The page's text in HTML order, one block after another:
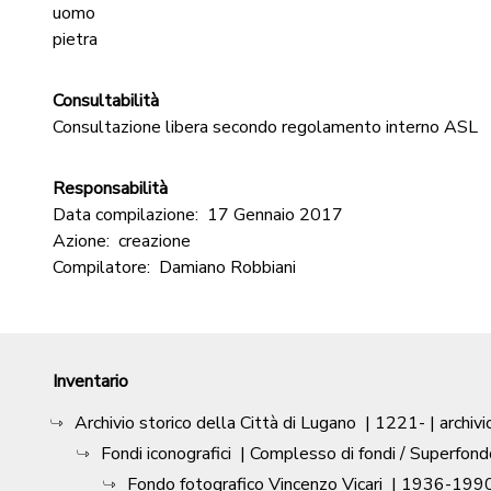
uomo
pietra
Consultabilità
Consultazione libera secondo regolamento interno ASL
Responsabilità
Data compilazione: 17 Gennaio 2017
Azione: creazione
Compilatore: Damiano Robbiani
Inventario
Archivio storico della Città di Lugano | 1221- |
Fondi iconografici | Complesso di fondi /
Fondo fotografico Vincenzo Vicari | 1936-